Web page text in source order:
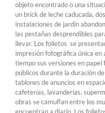
objeto encontrado o una
un brick de leche caducada,
instalaciones de jardín
las pestañas desprendibles
llevar. Los folletos se
impresión fotográfica única
tiempo sus versiones en papel
públicos durante la duración
tablones de anuncios en
cafeterías, lavanderías,
obras se camuflan entre los